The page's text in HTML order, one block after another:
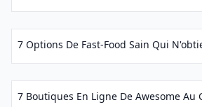
7 Options De Fast-Food Sain Qui
7 Boutiques En Ligne De Awesome Au